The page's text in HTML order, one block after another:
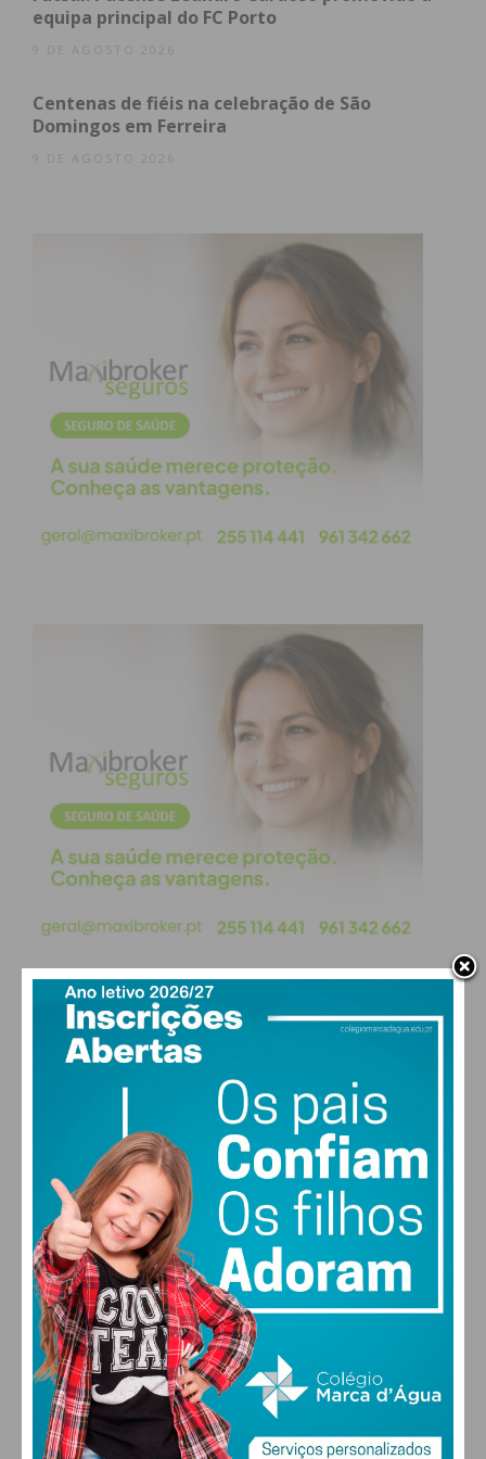
Subscreva a newsletter do
Imediato
Assine nossa newsletter por e-mail e
Eu li e concordo com os termos e
condições
equipa principal do FC Porto
9 DE AGOSTO 2026
Centenas de fiéis na celebração de São
Domingos em Ferreira
9 DE AGOSTO 2026
PAÇOS DE FERREIRA
°
88% humidade
vento: 1m/s ENE
MAX 20 • MIN 20
29°
SEG
31
TER
31°
QUA
32 °
QUI
ALTERAR